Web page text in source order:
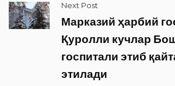
Next Post
Марказий ҳарбий
Қуролли кучлар
госпитали этиб
этилади